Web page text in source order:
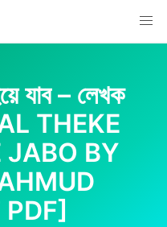
যাব – লেখক
THEKE
JABO BY